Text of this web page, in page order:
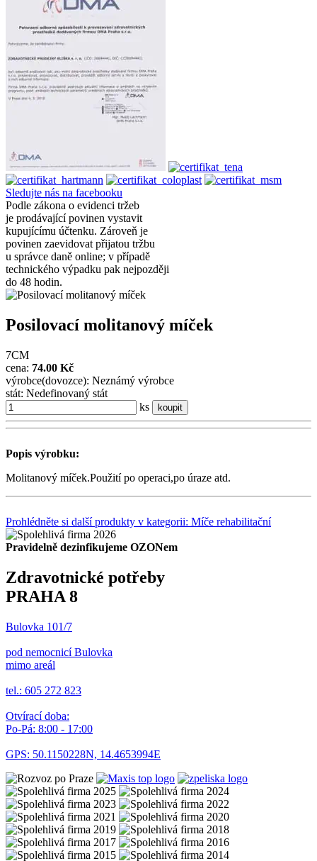
Sledujte nás na facebooku
Podle zákona o evidenci tržeb
je prodávající povinen vystavit
kupujícímu účtenku. Zároveň je
povinen zaevidovat přijatou tržbu
u správce daně online; v případě
technického výpadku pak nejpozději
do 48 hodin.
Posilovací molitanový míček
7CM
cena: 74.00 Kč
výrobce(dovozce): Neznámý výrobce
stát: Nedefinovaný stát
ks
koupit
Popis výrobku:
Molitanový míček.Použití po operaci,po úraze atd.
Prohlédněte si další produkty v kategorii: Míče rehabilitační
Pravidelně dezinfikujeme OZONem
Zdravotnické potřeby
PRAHA 8
Bulovka 101/7
pod nemocnicí Bulovka
mimo areál
tel.: 605 272 823
Otvírací doba:
Po-Pá: 8:00 - 17:00
GPS: 50.1150228N, 14.4653994E